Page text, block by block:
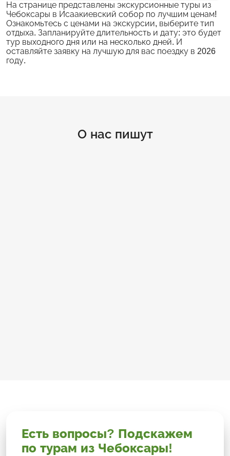
На странице представлены экскурсионные туры из
Чебоксары в Исаакиевский собор по лучшим ценам!
Ознакомьтесь с ценами на экскурсии, выберите тип
отдыха. Запланируйте длительность и дату: это будет
тур выходного дня или на несколько дней. И
оставляйте заявку на лучшую для вас поездку в 2026
году.
О нас пишут
Есть вопросы? Подскажем
по турам из Чебоксары!